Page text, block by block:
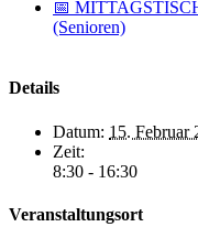
📅
(Senioren)
Details
Datum: 15. Februar
Zeit:
8:30 - 16:30
Veranstaltungsort